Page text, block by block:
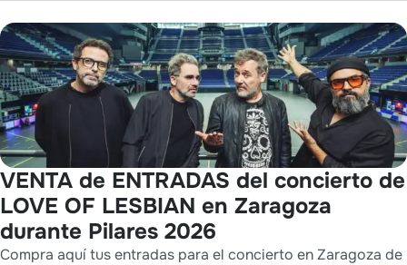
VENTA de ENTRADAS del concierto de
LOVE OF LESBIAN en Zaragoza
durante Pilares 2026
Compra aquí tus entradas para el concierto en Zaragoza de